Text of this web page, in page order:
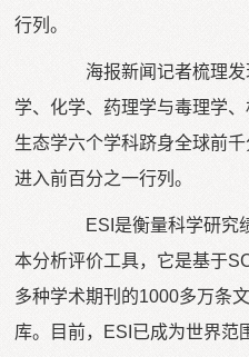
行列。
海报新闻记者梳理发
学、化学、药理学与毒理学
生态学六个学科跻身全球前
进入前百分之一行列。
ESI是衡量科学研究
本分析评价工具，它是基于
多种学术期刊的1000多万条
库。目前，ESI已成为世界范